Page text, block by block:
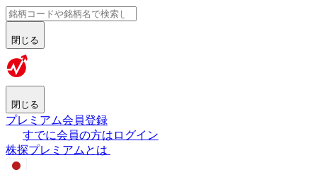
閉じる
閉じる
プレミアム会員登録
すでに会員の方はログイン
株探プレミアムとは